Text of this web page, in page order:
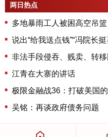
两日热点
多地暴雨工人被困高空吊
江青在大寨的讲话
极限金融战36：打破美国
吴铭：再谈政府债务问题